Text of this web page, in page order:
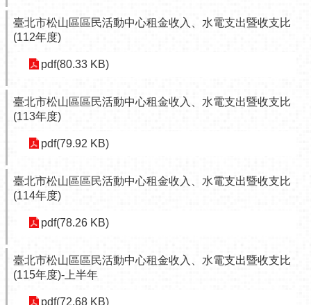
站
導
覽
頁
English
系
統
答
臺北市松山區區民活動中心租金收入、水電支出暨收支比
(112年度)
pdf(80.33 KB)
臺北市松山區區民活動中心租金收入、水電支出暨收支比
(113年度)
pdf(79.92 KB)
臺北市松山區區民活動中心租金收入、水電支出暨收支比
(114年度)
pdf(78.26 KB)
臺北市松山區區民活動中心租金收入、水電支出暨收支比
(115年度)-上半年
pdf(72.68 KB)